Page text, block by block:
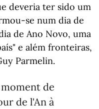
deveria ter sido um
se num dia de
de Ano Novo, uma
e além fronteiras,
Parmelin.
de
de l'An à